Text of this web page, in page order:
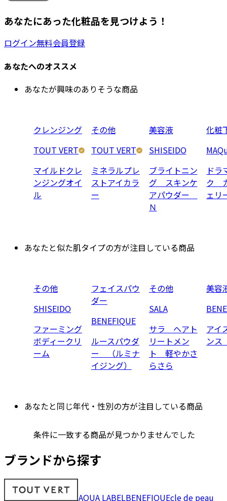
あなたにあった化粧品を見つけよう！
ログイン無料会員登録
あなたへのオススメ
あなたが興味のありそうな商品
クレンジング
TOUT VERT
マイルドクレ
ンジングオイ
ル
その他
TOUT VERT
ミネラルプレ
ストアイカラ
ー
美容液
SHISEIDO
ブライトニン
グ スキンケ
アパウダー
Ｎ
化粧
ドラ
ク
ェ
あなたと似た肌タイプの方が注目している商品
その他
SHISEIDO
ファーミング
ボディークリ
ーム
フェイスパウ
ダー
BENEFIQUE
ルースパウダ
ー （ルミナ
イジング）
その他
SALA
サラ ヘアト
リートメン
ト 軽やかさ
らさら
美容
アイ
ン
あなたと同じ年代・性別の方が注目している商品
条件に一致する商品が見つかりませんでした
ブランドから探す
AQUA LABELBENEFIQUEcle de peau